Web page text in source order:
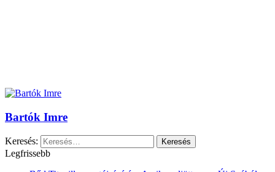
Bartók Imre
Keresés:
Legfrissebb